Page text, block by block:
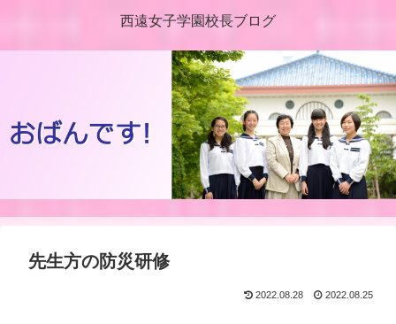
西遠女子学園校長ブログ
先生方の防災研修
2022.08.28 2022.08.25